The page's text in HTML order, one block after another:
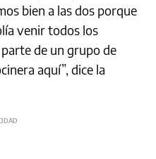
bien a las dos porque
venir todos los
de un grupo de
aquí”, dice la